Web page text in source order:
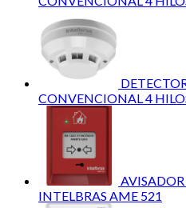
CONVENCIONAL 4
INTELBRAS AME 521